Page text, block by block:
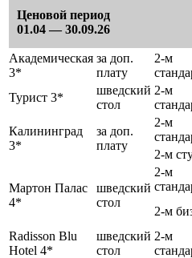
Ценовой период
01.04 — 30.09.26
Академическая
3*
за доп.
плату
2-м
Турист 3*
шведский
стол
2-м
Калининград
3*
за доп.
плату
2-м
2-м
Мартон Палас
4*
шведский
стол
2-м
2-м
Radisson Blu
Hotel 4*
шведский
стол
2-м